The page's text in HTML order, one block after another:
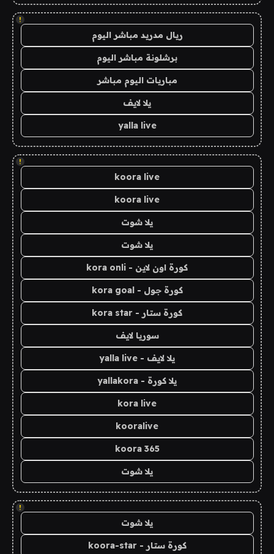
!
ريال مدريد مباشر اليوم
برشلونة مباشر اليوم
مباريات اليوم مباشر
يلا لايف
yalla live
!
koora live
koora live
يلا شوت
يلا شوت
كورة اون لاين - kora onli
كورة جول - kora goal
كورة ستار - kora star
سوريا لايف
يلا لايف - yalla live
يلا كورة - yallakora
kora live
kooralive
koora 365
يلا شوت
!
يلا شوت
كورة ستار - koora-star